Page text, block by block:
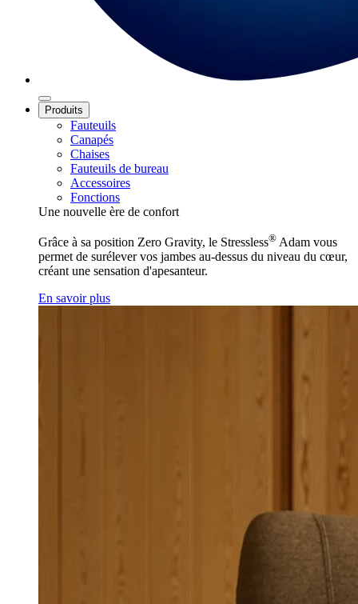
Produits
Fauteuils
Canapés
Chaises
Fauteuils de bureau
Accessoires
Fonctions
Une nouvelle ère de confort
Grâce à sa position Zero Gravity, le Stressless® Adam vous
permet de surélever vos jambes au-dessus du niveau du cœur,
créant une sensation d'apesanteur.
En savoir plus